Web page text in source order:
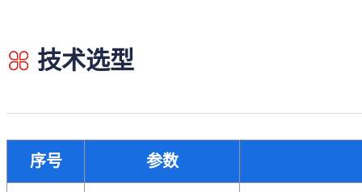
技术选型
序号 参数